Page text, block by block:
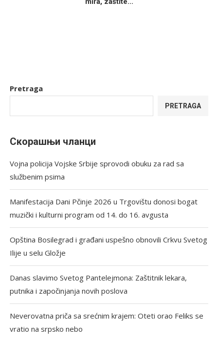
Pretraga
PRETRAGA
Скорашњи чланци
Vojna policija Vojske Srbije sprovodi obuku za rad sa
službenim psima
Manifestacija Dani Pčinje 2026 u Trgovištu donosi bogat
muzički i kulturni program od 14. do 16. avgusta
Opština Bosilegrad i građani uspešno obnovili Crkvu Svetog
Ilije u selu Gložje
Danas slavimo Svetog Pantelejmona: Zaštitnik lekara,
putnika i započinjanja novih poslova
Neverovatna priča sa srećnim krajem: Oteti orao Feliks se
vratio na srpsko nebo